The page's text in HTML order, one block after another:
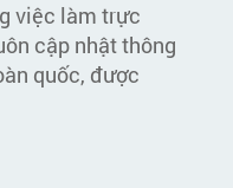
việc làm trực
cập nhật thông
quốc, được